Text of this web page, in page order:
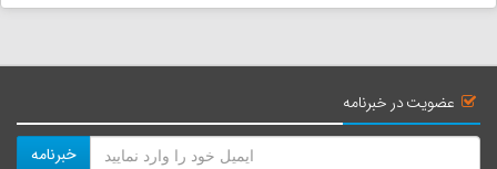
غار اشکفت سیاه یا غار سیاه
فاصله : 80 کیلومتر
زمان : 1 ساعت و 23 دقیقه
عضویت در خبرنامه
خبرنامه